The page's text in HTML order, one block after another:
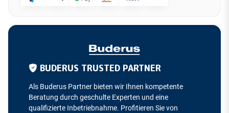
BUDERUS TRUSTED PARTNER
Als Buderus Partner bieten wir Ihnen kompetente
Beratung durch geschulte Experten und eine
qualifizierte Inbetriebnahme. Profitieren Sie von